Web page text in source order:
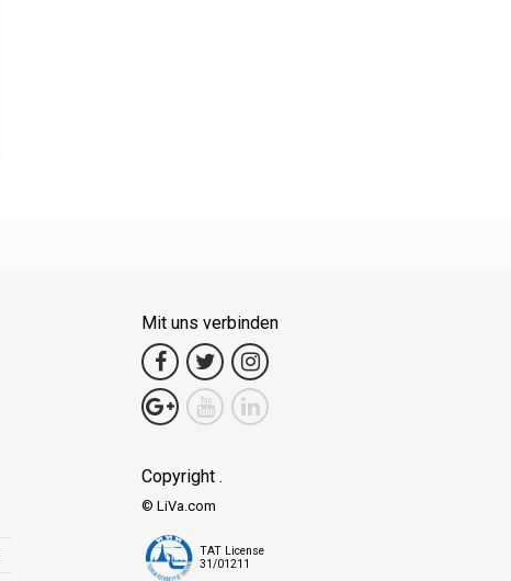
Mit uns verbinden
Copyright .
© LiVa.com
TAT License
31/01211